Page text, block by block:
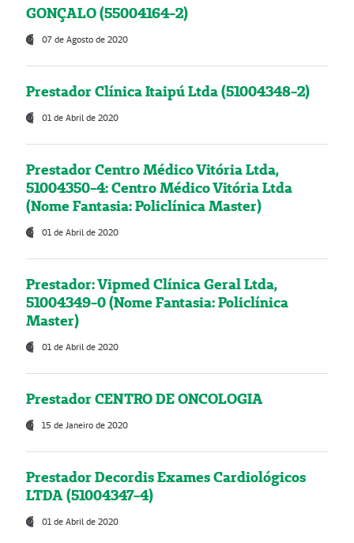
GONÇALO (55004164-2)
07 de Agosto de 2020
Prestador Clínica Itaipú Ltda (51004348-2)
01 de Abril de 2020
Prestador Centro Médico Vitória Ltda,
51004350-4: Centro Médico Vitória Ltda
(Nome Fantasia: Policlínica Master)
01 de Abril de 2020
Prestador: Vipmed Clínica Geral Ltda,
51004349-0 (Nome Fantasia: Policlínica
Master)
01 de Abril de 2020
Prestador CENTRO DE ONCOLOGIA
15 de Janeiro de 2020
Prestador Decordis Exames Cardiológicos
LTDA (51004347-4)
01 de Abril de 2020